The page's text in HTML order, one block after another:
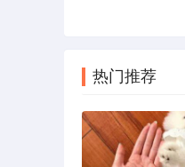
热门推荐